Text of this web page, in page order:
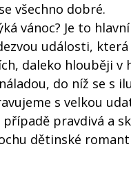
všechno dobré.
vánoc? Je to
události,
daleko hlouběji
do níž se s
s velkou
pravdivá a
dětinské